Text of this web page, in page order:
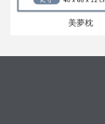
美夢枕